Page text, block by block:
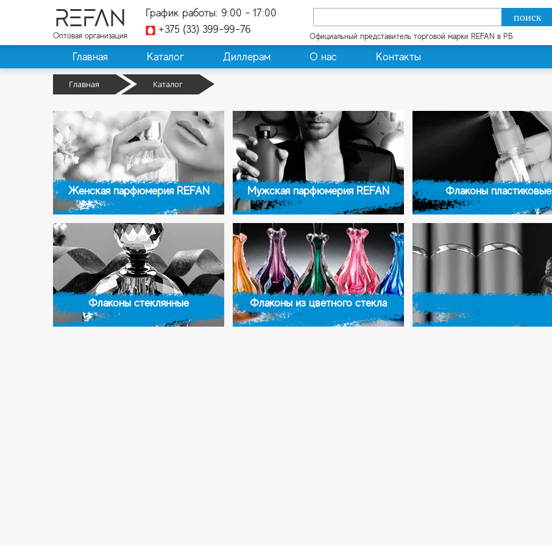
REFAN
Оптовая организация
График работы: 9:00 - 17:00
+375 (33) 399-99-76
Официальный представитель торговой марки REFAN в РБ
Главная Каталог Диллерам О нас Контакты
Главная Каталог
Женская парфюмерия REFAN Мужская парфюмерия REFAN Флаконы пластиковые
Флаконы стеклянные Флаконы из цветного стекла